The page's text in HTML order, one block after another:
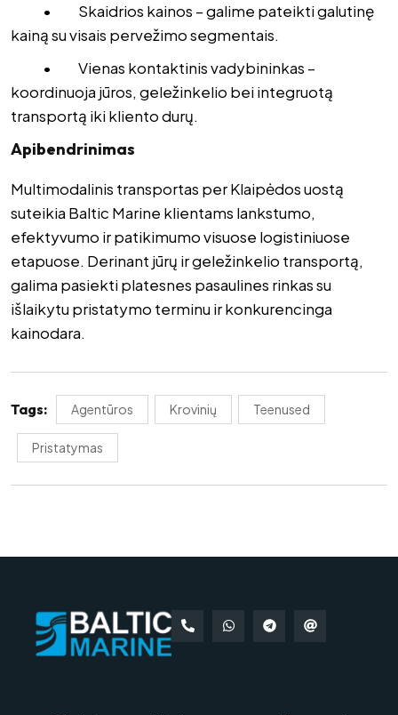
• Skaidrios kainos – galime pateikti galutinę
kainą su visais pervežimo segmentais.
• Vienas kontaktinis vadybininkas –
koordinuoja jūros, geležinkelio bei integruotą
transportą iki kliento durų.
Apibendrinimas
Multimodalinis transportas per Klaipėdos uostą
suteikia Baltic Marine klientams lankstumo,
efektyvumo ir patikimumo visuose logistiniuose
etapuose. Derinant jūrų ir geležinkelio transportą,
galima pasiekti platesnes pasaulines rinkas su
išlaikytu pristatymo terminu ir konkurencinga
kainodara.
Tags: Agentūros Krovinių Teenused
Pristatymas